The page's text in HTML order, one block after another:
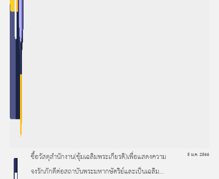
ซื้อวัสดุสำนักงาน(ซุ้มเฉลิมพระเกียรติ)เพื่อแสดงความ
จงรักภักดีต่อสถาบันพระมหากษัตริย์และเป็นเฉลิม
5 ม.ค. 2566